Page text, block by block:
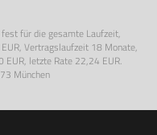
fest für die gesamte Laufzeit,
, Vertragslaufzeit 18 Monate,
EUR, letzte Rate 22,24 EUR.
München